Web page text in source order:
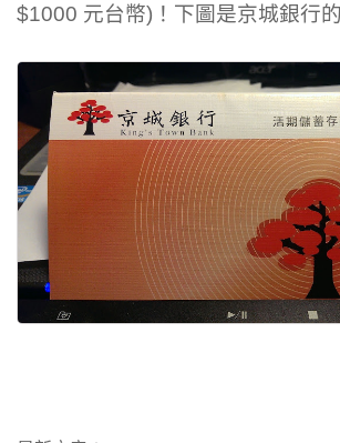
$1000 元台幣)！下圖是京城銀行